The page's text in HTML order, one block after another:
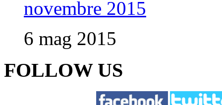
novembre 2015
6 mag 2015
FOLLOW US